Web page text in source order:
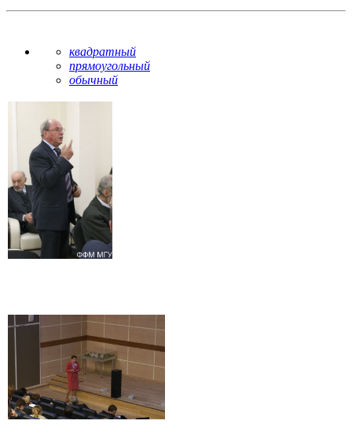
квадратный
прямоугольный
обычный